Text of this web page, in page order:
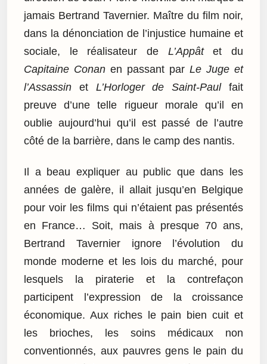
jamais Bertrand Tavernier. Maître du film noir,
dans la dénonciation de l’injustice humaine et
sociale, le réalisateur de L’Appâtet du
Capitaine Conan en passant par Le Juge et
l’Assassin et L’Horloger de Saint-Paulfait
preuve d’une telle rigueur morale qu’il en
oublie aujourd’hui qu’il est passé de l’autre
côté de la barrière, dans le camp des nantis.
Il a beau expliquer au public que dans les
années de galère, il allait jusqu’en Belgique
pour voir les films qui n’étaient pas présentés
en France… Soit, mais à presque 70 ans,
Bertrand Tavernier ignore l’évolution du
monde moderne et les lois du marché, pour
lesquels la piraterie et la contrefaçon
participent l’expression de la croissance
économique. Aux riches le pain bien cuit et
les brioches, les soins médicaux non
conventionnés, aux pauvres gens le pain du